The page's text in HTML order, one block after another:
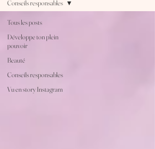
Tous les posts
Développe ton plein
pouvoir
Beauté
Conseils responsables
Vu en story Instagram
Conseils responsables